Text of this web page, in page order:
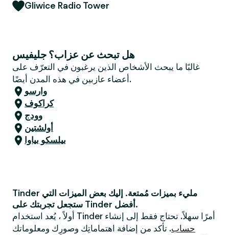
Gliwice Radio Tower
هل تبحث عن عزاب؟ جليفيس
غالبًا ما يبحث الأشخاص الذين يرغبون في التعرّف على
أعضاء عازبين في هذه المدن أيضًا.
وارسو
كراكوف
وودج
أولشتين
بيلسكو بياوا
Tinder مليء بميزات مُمتعة. إليك بعض الميزات التي
ستجعل تجربتك على Tinder أفضل.
أولاً ، يُعد استخدام Tinder أمرًا سهلاً. تحتاج فقط إلى إنشاء
حساب. تأكد من إضافة اهتماماتِك وصورِك ومعلوماتك